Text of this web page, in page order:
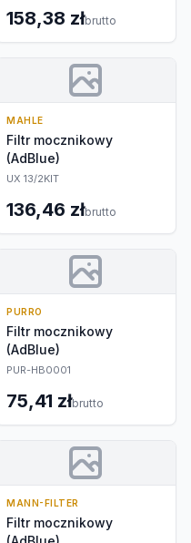
158,38 złbrutto
MAHLE
Filtr mocznikowy
(AdBlue)
UX 13/2KIT
136,46 złbrutto
PURRO
Filtr mocznikowy
(AdBlue)
PUR-HB0001
75,41 złbrutto
MANN-FILTER
Filtr mocznikowy